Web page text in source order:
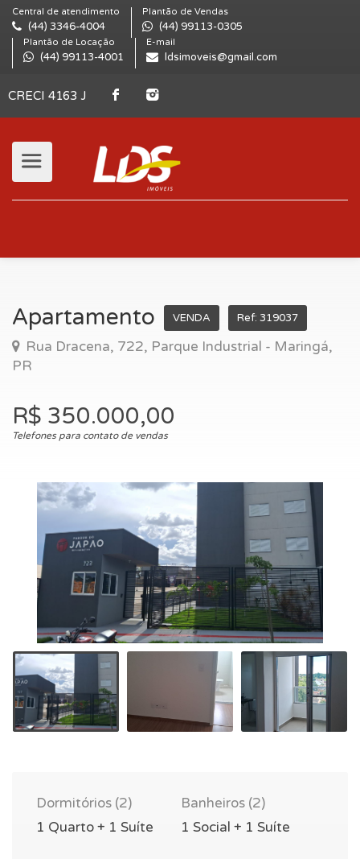
Central de atendimento
(44) 3346-4004
Plantão de Vendas
(44) 99113-0305
Plantão de Locação
(44) 99113-4001
E-mail
ldsimoveis@gmail.com
CRECI 4163 J
Apartamento VENDA Ref: 319037
Rua Dracena, 722, Parque Industrial - Maringá,
PR
R$ 350.000,00
Telefones para contato de vendas
Dormitórios (2)
1 Quarto + 1 Suíte
Banheiros (2)
1 Social + 1 Suíte